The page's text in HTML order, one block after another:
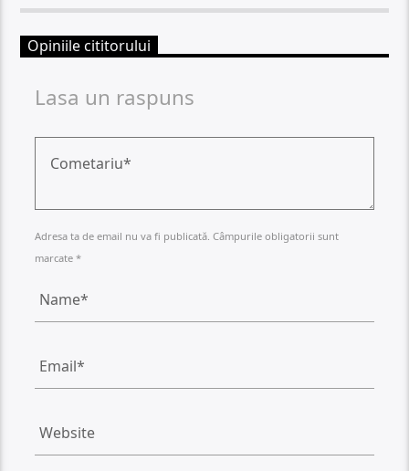
Opiniile cititorului
Lasa un raspuns
Adresa ta de email nu va fi publicată. Câmpurile obligatorii sunt
marcate *